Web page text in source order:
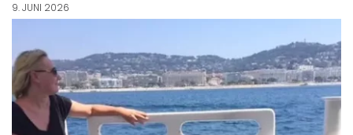
9. JUNI 2026